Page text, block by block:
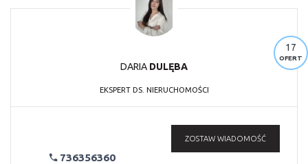
17
OFERT
DARIA DULĘBA
EKSPERT DS. NIERUCHOMOŚCI
736356360
ZOSTAW WIADOMOŚĆ